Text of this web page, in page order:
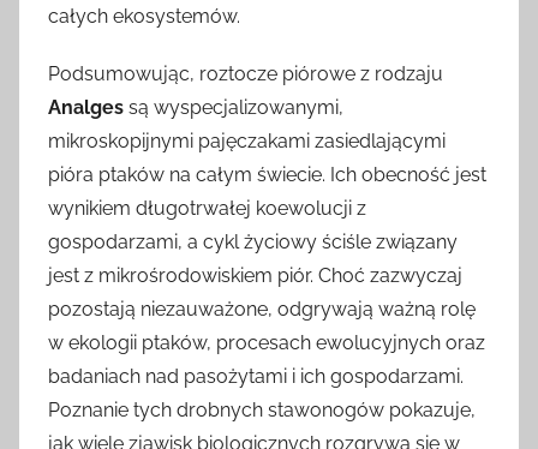
całych ekosystemów.
Podsumowując, roztocze piórowe z rodzaju
Analges są wyspecjalizowanymi,
mikroskopijnymi pajęczakami zasiedlającymi
pióra ptaków na całym świecie. Ich obecność jest
wynikiem długotrwałej koewolucji z
gospodarzami, a cykl życiowy ściśle związany
jest z mikrośrodowiskiem piór. Choć zazwyczaj
pozostają niezauważone, odgrywają ważną rolę
w ekologii ptaków, procesach ewolucyjnych oraz
badaniach nad pasożytami i ich gospodarzami.
Poznanie tych drobnych stawonogów pokazuje,
jak wiele zjawisk biologicznych rozgrywa się w